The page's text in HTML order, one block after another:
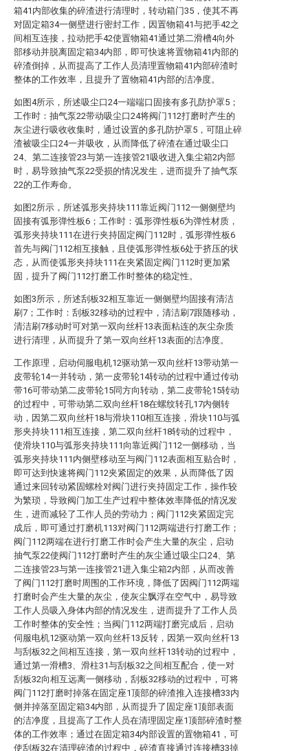
箱41内部收集的碎渣进行清理时，转动箱门35，使其不再
对固定箱34一侧壁进行密封工作，因置物箱41与把手42之
间相互连接，拉动把手42使置物箱41通过第二滑槽4向外
部移动并脱离固定箱34内部，即可快速将置物箱41内部的
碎渣倒掉，从而提高了工作人员清理置物箱41内部碎渣时
整体的工作效率，且提升了置物箱41内部的洁净度。
如图4所示，所述吸尘口24一端端口固接有多孔防护罩5；
工作时：抽气泵22带动吸尘口24将阀门112打磨时产生的
灰尘进行吸收收集时，通过设置的多孔防护罩5，可阻止碎
渣被吸尘口24一并吸收，从而降低了碎渣在通过吸尘口
24、第二连接管23与第一连接管21吸收进入集尘箱2内部
时，易导致抽气泵22受损的情况发生，进而提升了抽气泵
22的工作寿命。
如图2所示，所述弧形夹持块111靠近阀门112一侧侧壁均
固接有弧形弹性板6；工作时：弧形弹性板6为弹性材质，
弧形夹持块111在进行夹持固定阀门112时，弧形弹性板6
首先与阀门112相互接触，且使弧形弹性板6处于挤压的状
态，从而使弧形夹持块111在夹紧固定阀门112时更加紧
固，提升了阀门112打磨工作时整体的稳定性。
如图3所示，所述刮板32相互靠近一侧侧壁均固接有清洁
刷7；工作时：刮板32移动的过程中，清洁刷7跟随移动，
清洁刷7移动时可对第一双向丝杆13表面粘连的灰尘杂质
进行清理，从而提升了第一双向丝杆13表面的洁净度。
工作原理，启动伺服电机12驱动第一双向丝杆13带动第一
皮带轮14一并转动，第一皮带轮14转动的过程中通过传动
带16可带动第二皮带轮15同方向转动，第二皮带轮15转动
的过程中，可带动第二双向丝杆18在螺纹转孔17内侧转
动，因第二双向丝杆18与滑块110相互连接，滑块110与弧
形夹持块111相互连接，第二双向丝杆18转动的过程中，
使滑块110与弧形夹持块111向靠近阀门112一侧移动，当
弧形夹持块111内侧壁移动至与阀门112表面相互贴合时，
即可达到快速将阀门112夹紧固定的效果，从而降低了因
通过来回转动紧固螺栓对阀门进行夹持固定工作，操作较
为繁琐，导致阀门加工生产过程中整体效率降低的情况发
生，进而减轻了工作人员的劳动力；阀门112夹紧固定完
成后，即可通过打磨机113对阀门112两端进行打磨工作；
阀门112两端在进行打磨工作时会产生大量的灰尘，启动
抽气泵22使阀门112打磨时产生的灰尘通过吸尘口24、第
二连接管23与第一连接管21进入集尘箱2内部，从而改善
了阀门112打磨时周围的工作环境，降低了因阀门112两端
打磨时会产生大量的灰尘，使灰尘飘浮在空气中，易导致
工作人员吸入身体内部的情况发生，进而提升了工作人员
工作时整体的安全性；当阀门112两端打磨完成后，启动
伺服电机12驱动第一双向丝杆13反转，因第一双向丝杆13
与刮板32之间相互连接，第一双向丝杆13转动的过程中，
通过第一滑槽3、滑柱31与刮板32之间相互配合，使一对
刮板32向相互远离一侧移动，刮板32移动的过程中，可将
阀门112打磨时掉落在固定座1顶部的碎渣推入连接槽33内
侧并掉落至固定箱34内部，从而提升了固定座1顶部表面
的洁净度，且提高了工作人员在清理固定座1顶部碎渣时整
体的工作效率；通过在固定箱34内部设置的置物箱41，可
使刮板32在清理碎渣的过程中，碎渣直接通过连接槽33掉